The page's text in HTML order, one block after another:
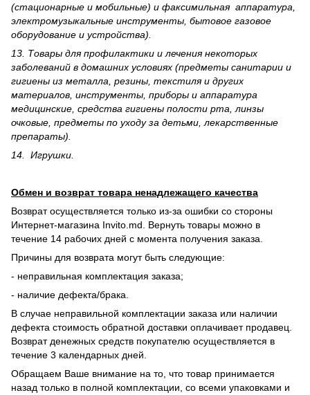
(стационарные и мобильные) и факсимильная аппаратура,
электрому­зыкальные инструменты, бытовое газовое
оборудование и устройства).
13. Товары для профилактики и лечения некоторых
заболеваний в домашних условиях (предметы санитарии и
гигиены из металла, резины, текстиля и других
материалов, инструменты, приборы и аппаратура
медицинские, средства гигиены полости рта, линзы
очковые, предметы по уходу за детьми, лекарственные
препараты).
14. Игрушки.
Обмен и возврат товара ненадлежащего качества
Возврат осуществляется только из-за ошибки со стороны
Интернет-магазина Invito.md. Вернуть товары можно в
течение 14 рабочих дней с момента получения заказа.
Причины для возврата могут быть следующие:
- неправильная комплектация заказа;
- наличие дефекта/брака.
В случае неправильной комплектации заказа или наличии
дефекта стоимость обратной доставки оплачивает продавец.
Возврат денежных средств покупателю осуществляется в
течение 3 календарных дней.
Обращаем Ваше внимание на то, что товар принимается
назад только в полной комплектации, со всеми упаковками и